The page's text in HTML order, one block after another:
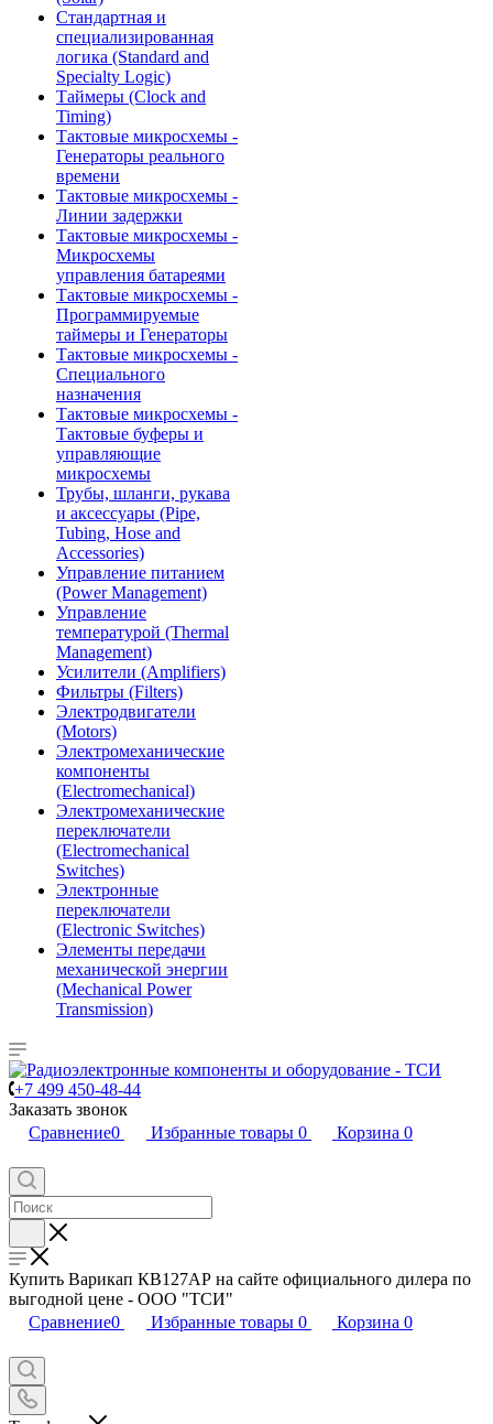
Стандартная и
специализированная
логика (Standard and
Specialty Logic)
Таймеры (Clock and
Timing)
Тактовые микросхемы -
Генераторы реального
времени
Тактовые микросхемы -
Линии задержки
Тактовые микросхемы -
Микросхемы
управления батареями
Тактовые микросхемы -
Программируемые
таймеры и Генераторы
Тактовые микросхемы -
Специального
назначения
Тактовые микросхемы -
Тактовые буферы и
управляющие
микросхемы
Трубы, шланги, рукава
и аксессуары (Pipe,
Tubing, Hose and
Accessories)
Управление питанием
(Power Management)
Управление
температурой (Thermal
Management)
Усилители (Amplifiers)
Фильтры (Filters)
Электродвигатели
(Motors)
Электромеханические
компоненты
(Electromechanical)
Электромеханические
переключатели
(Electromechanical
Switches)
Электронные
переключатели
(Electronic Switches)
Элементы передачи
механической энергии
(Mechanical Power
Transmission)
+7 499 450-48-44
Заказать звонок
Сравнение0 Избранные товары 0 Корзина 0
Купить Варикап КВ127АР на сайте официального дилера по
выгодной цене - ООО "ТСИ"
Сравнение0 Избранные товары 0 Корзина 0